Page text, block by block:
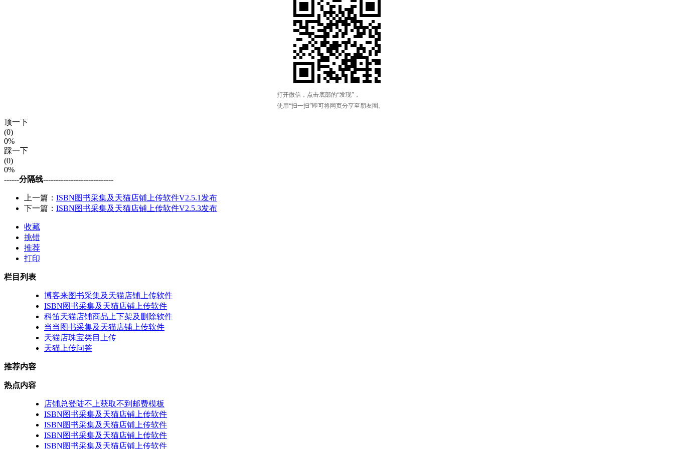
顶一下
(0)
0%
踩一下
(0)
0%
------分隔线----------------------------
上一篇： ISBN图书采集及天猫店铺上传软件V2.5.1发布
下一篇： ISBN图书采集及天猫店铺上传软件V2.5.3发布
收藏
挑错
推荐
打印
栏目列表
博客来图书采集及天猫店铺上传软件
ISBN图书采集及天猫店铺上传软件
科笛天猫店铺商品上下架及删除软件
当当图书采集及天猫店铺上传软件
天猫店珠宝类目上传
天猫上传问答
推荐内容
热点内容
店铺总登陆不上获取不到邮费模板
ISBN图书采集及天猫店铺上传软件
ISBN图书采集及天猫店铺上传软件
ISBN图书采集及天猫店铺上传软件
ISBN图书采集及天猫店铺上传软件